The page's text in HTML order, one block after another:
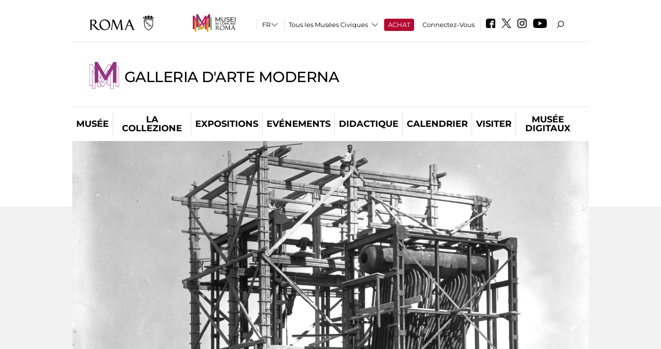
Tous les Musées Civiques ACHAT Connectez-Vous
GALLERIA D'ARTE MODERNA
MUSÉE
LA
COLLEZIONE
EXPOSITIONS EVÉNEMENTS DIDACTIQUE CALENDRIER VISITER
MUSÉE
DIGITAUX